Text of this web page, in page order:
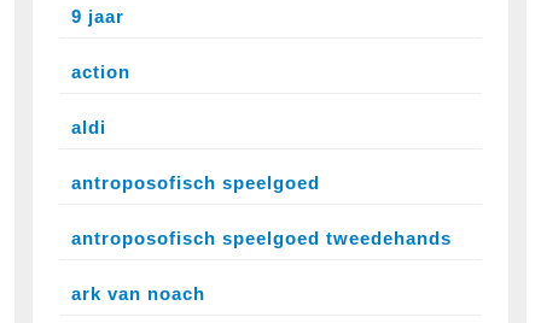
9 jaar
action
aldi
antroposofisch speelgoed
antroposofisch speelgoed tweedehands
ark van noach